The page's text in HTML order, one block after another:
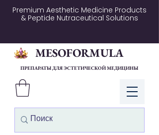
Premium Aesthetic Medicine Products
& Peptide Nutraceutical Solutions
Войти
MESOFORMULA
ПРЕПАРАТЫ ДЛЯ ЭСТЕТИЧЕСКОЙ МЕДИЦИНЫ